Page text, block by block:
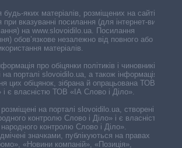
будь-яких матеріалів, розміщених на сайті,
вказуванні посилання (для інтернет-видань
на www.slovoidilo.ua. Посилання
обов’язкове незалежно від повного або
матеріалів.
про обіцянки політиків і чиновників,
порталі slovoidilo.ua, а також інформація про
цих обіцянок, зібрана й опрацьована ТОВ «ІА
і є власністю ТОВ «ІА Слово і Діло».
на порталі slovoidilo.ua, створені ГО
контролю Слово і Діло» і є власністю
контролю Слово і Діло».
значками, публікуються на правах
«Новини компаній», «Позиція»,